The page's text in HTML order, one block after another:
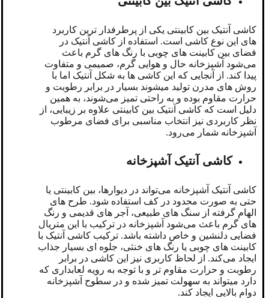
کاشی آنتیک بین کابینتی یکی از پرطرفدار ترین کاربرد
های این نوع کاشی است. استفاده از کاشی آنتیک در
فضای بین کابینت‌ های چوبی با رنگ های گرم باعث
می‌شود آشپزخانه حال ‌و هوایی گرم، صمیمی و متفاوت
پیدا کند. از آنجایی که این کاشی ها به شکل آنتیک اما با
روش های مدرن تولید میشوند بسیار در برابر رطوبت و
حرارت مقاوم بوده و به ‌راحتی تمیز می‌شوند، به همین
دلیل است که کاشی آنتیک بین کابینتی علاوه بر زیبایی، از
نظر کاربردی نیز انتخاب مناسبی برای فضای مرطوب
آشپزخانه شمار می‌رود.
کاشی آنتیک آشپزخانه
کاشی آنتیک آشپزخانه می‌تواند در دیوارها، بین کابینتی یا
حتی به ‌صورت محدود در کف استفاده شود. طرح‌ های
الهام ‌گرفته از سنگ‌ های طبیعی، آجر های قدیمی و رنگ
‌های گرم باعث می‌شود آشپزخانه در ترکیب با این متریال
فضایی دلنشین و خاص داشته باشد. ترکیب کاشی آنتیک با
کابینت ‌های چوبی یا رنگ‌ های خنثی، جلوه ‌ای بسیار جذاب
ایجاد می‌کند. از لحاظ کاربری نیز این کاشی در برابر
رطوبت و حرارت مقاوم تر و با توجه به رویه لعابداری که
دارد میتواند به سهولت تمیز شده و در سطوح آشپزخانه
دوام بالایی ایجاد کند.